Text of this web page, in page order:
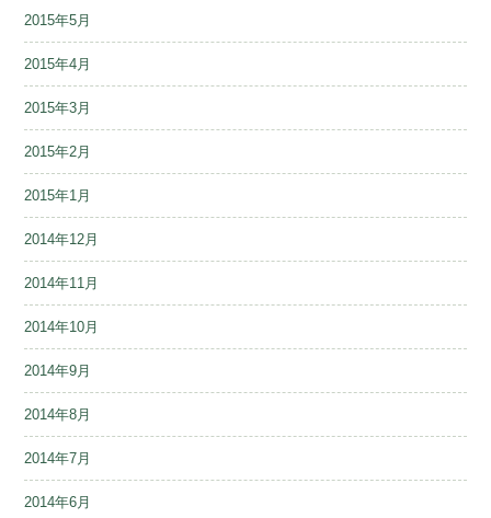
2015年5月
2015年4月
2015年3月
2015年2月
2015年1月
2014年12月
2014年11月
2014年10月
2014年9月
2014年8月
2014年7月
2014年6月